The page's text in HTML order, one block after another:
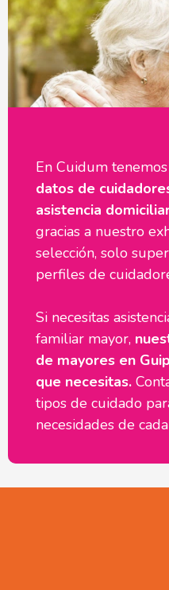
En Cuidum
datos de
asistencia
gracias a nuestro
selección, solo
perfiles de
Si necesitas
familiar mayor,
de mayores en
que necesitas.
tipos de cuidado
necesidades de